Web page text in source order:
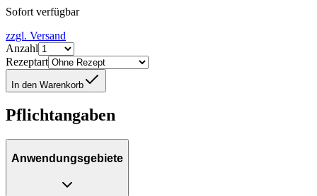
Sofort verfügbar
zzgl. Versand
Anzahl
Rezeptart
In den Warenkorb
Pflichtangaben
Anwendungsgebiete